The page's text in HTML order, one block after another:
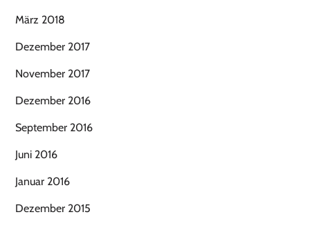
März 2018
Dezember 2017
November 2017
Dezember 2016
September 2016
Juni 2016
Januar 2016
Dezember 2015